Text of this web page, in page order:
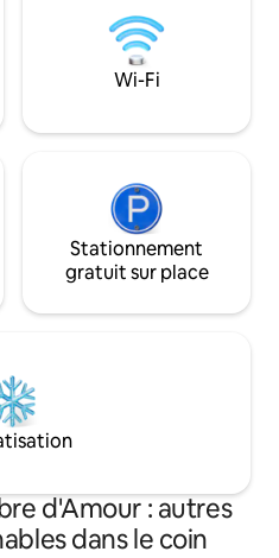
profiter de
basque.
Wi-Fi
Stationnement
gratuit sur place
d'Amour : autres
dans le coin